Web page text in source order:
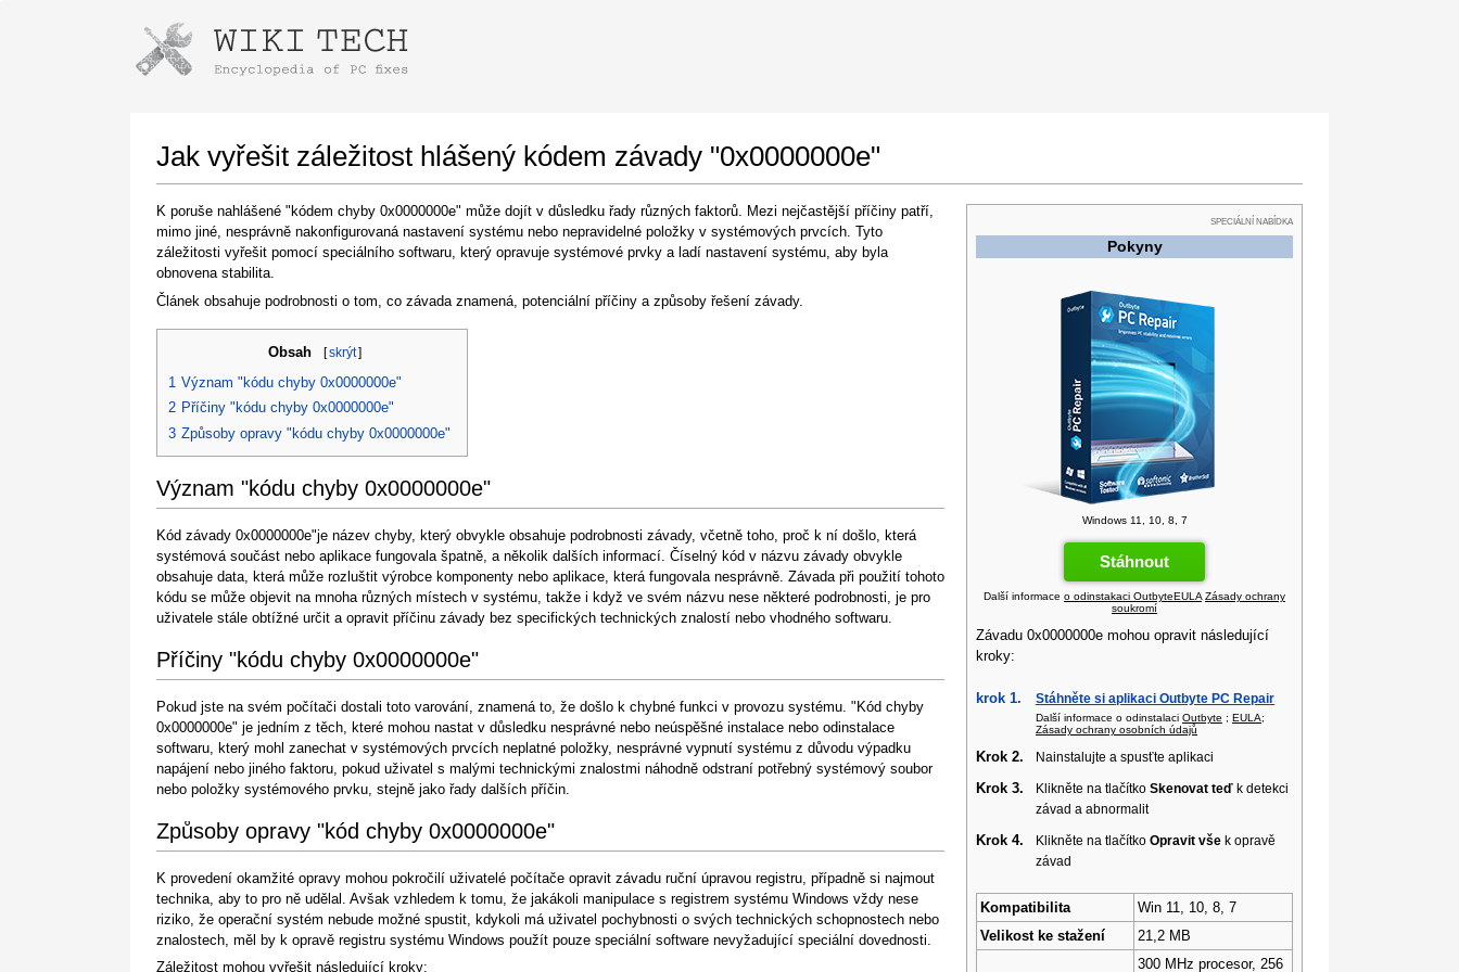
Jak vyřešit záležitost hlášený kódem závady "0x0000000e"
SPECIÁLNÍ NABÍDKA
Pokyny
Windows 11, 10, 8, 7
Stáhnout
Další informace o odinstakaci OutbyteEULA Zásady ochrany
soukromí
Závadu 0x0000000e mohou opravit následující
kroky:
krok 1. Stáhněte si aplikaci Outbyte PC Repair
Další informace o odinstalaci Outbyte ; EULA;
Zásady ochrany osobních údajů
Krok 2. Nainstalujte a spusťte aplikaci
Krok 3. Klikněte na tlačítko Skenovat teď k detekci
závad a abnormalit
Krok 4. Klikněte na tlačítko Opravit vše k opravě
závad
Kompatibilita
Win 11, 10, 8, 7
Velikost ke stažení
21,2 MB
300 MHz procesor, 256
K poruše nahlášené "kódem chyby 0x0000000e" může dojít v důsledku řady různých faktorů. Mezi nejčastější příčiny patří,
mimo jiné, nesprávně nakonfigurovaná nastavení systému nebo nepravidelné položky v systémových prvcích. Tyto
záležitosti vyřešit pomocí speciálního softwaru, který opravuje systémové prvky a ladí nastavení systému, aby byla
obnovena stabilita.
Článek obsahuje podrobnosti o tom, co závada znamená, potenciální příčiny a způsoby řešení závady.
Obsah [skrýt]
1 Význam "kódu chyby 0x0000000e"
2 Příčiny "kódu chyby 0x0000000e"
3 Způsoby opravy "kódu chyby 0x0000000e"
Význam "kódu chyby 0x0000000e"
Kód závady 0x0000000e"je název chyby, který obvykle obsahuje podrobnosti závady, včetně toho, proč k ní došlo, která
systémová součást nebo aplikace fungovala špatně, a několik dalších informací. Číselný kód v názvu závady obvykle
obsahuje data, která může rozluštit výrobce komponenty nebo aplikace, která fungovala nesprávně. Závada při použití tohoto
kódu se může objevit na mnoha různých místech v systému, takže i když ve svém názvu nese některé podrobnosti, je pro
uživatele stále obtížné určit a opravit příčinu závady bez specifických technických znalostí nebo vhodného softwaru.
Příčiny "kódu chyby 0x0000000e"
Pokud jste na svém počítači dostali toto varování, znamená to, že došlo k chybné funkci v provozu systému. "Kód chyby
0x0000000e" je jedním z těch, které mohou nastat v důsledku nesprávné nebo neúspěšné instalace nebo odinstalace
softwaru, který mohl zanechat v systémových prvcích neplatné položky, nesprávné vypnutí systému z důvodu výpadku
napájení nebo jiného faktoru, pokud uživatel s malými technickými znalostmi náhodně odstraní potřebný systémový soubor
nebo položky systémového prvku, stejně jako řady dalších příčin.
Způsoby opravy "kód chyby 0x0000000e"
K provedení okamžité opravy mohou pokročilí uživatelé počítače opravit závadu ruční úpravou registru, případně si najmout
technika, aby to pro ně udělal. Avšak vzhledem k tomu, že jakákoli manipulace s registrem systému Windows vždy nese
riziko, že operační systém nebude možné spustit, kdykoli má uživatel pochybnosti o svých technických schopnostech nebo
znalostech, měl by k opravě registru systému Windows použít pouze speciální software nevyžadující speciální dovednosti.
Záležitost mohou vyřešit následující kroky:
Instructions for downloading using Google Chrome
Once the download is complete, click on the
downloaded file link